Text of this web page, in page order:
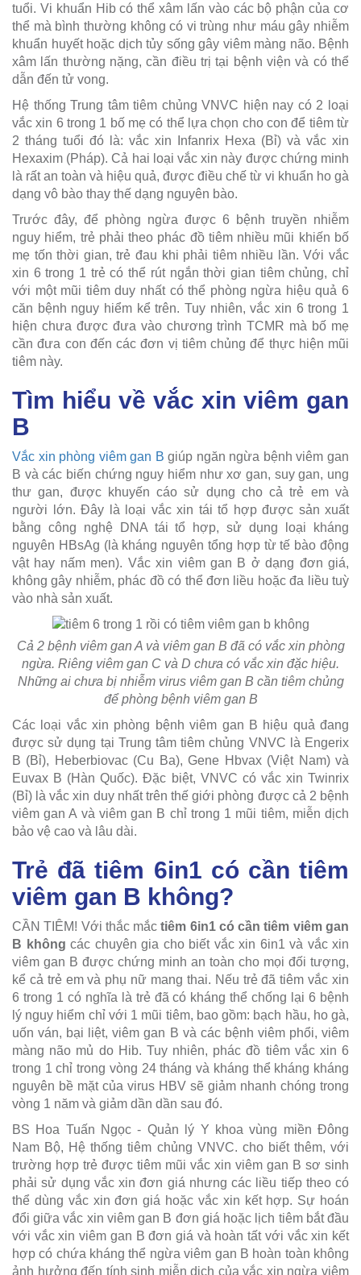
tuổi. Vi khuẩn Hib có thể xâm lấn vào các bộ phận của cơ
thể mà bình thường không có vi trùng như máu gây nhiễm
khuẩn huyết hoặc dịch tủy sống gây viêm màng não. Bệnh
xâm lấn thường nặng, cần điều trị tại bệnh viện và có thể
dẫn đến tử vong.
Hệ thống Trung tâm tiêm chủng VNVC hiện nay có 2 loại
vắc xin 6 trong 1 bố mẹ có thể lựa chọn cho con để tiêm từ
2 tháng tuổi đó là: vắc xin Infanrix Hexa (Bỉ) và vắc xin
Hexaxim (Pháp). Cả hai loại vắc xin này được chứng minh
là rất an toàn và hiệu quả, được điều chế từ vi khuẩn ho gà
dạng vô bào thay thế dạng nguyên bào.
Trước đây, để phòng ngừa được 6 bệnh truyền nhiễm
nguy hiểm, trẻ phải theo phác đồ tiêm nhiều mũi khiến bố
mẹ tốn thời gian, trẻ đau khi phải tiêm nhiều lần. Với vắc
xin 6 trong 1 trẻ có thể rút ngắn thời gian tiêm chủng, chỉ
với một mũi tiêm duy nhất có thể phòng ngừa hiệu quả 6
căn bệnh nguy hiểm kể trên. Tuy nhiên, vắc xin 6 trong 1
hiện chưa được đưa vào chương trình TCMR mà bố mẹ
cần đưa con đến các đơn vị tiêm chủng để thực hiện mũi
tiêm này.
Tìm hiểu về vắc xin viêm gan
B
Vắc xin phòng viêm gan B giúp ngăn ngừa bệnh viêm gan
B và các biến chứng nguy hiểm như xơ gan, suy gan, ung
thư gan, được khuyến cáo sử dụng cho cả trẻ em và
người lớn. Đây là loại vắc xin tái tổ hợp được sản xuất
bằng công nghệ DNA tái tổ hợp, sử dụng loại kháng
nguyên HBsAg (là kháng nguyên tổng hợp từ tế bào động
vật hay nấm men). Vắc xin viêm gan B ở dạng đơn giá,
không gây nhiễm, phác đồ có thể đơn liều hoặc đa liều tuỳ
vào nhà sản xuất.
Cả 2 bệnh viêm gan A và viêm gan B đã có vắc xin phòng
ngừa. Riêng viêm gan C và D chưa có vắc xin đặc hiệu.
Những ai chưa bị nhiễm virus viêm gan B cần tiêm chủng
để phòng bệnh viêm gan B
Các loại vắc xin phòng bệnh viêm gan B hiệu quả đang
được sử dụng tại Trung tâm tiêm chủng VNVC là Engerix
B (Bỉ), Heberbiovac (Cu Ba), Gene Hbvax (Việt Nam) và
Euvax B (Hàn Quốc). Đặc biệt, VNVC có vắc xin Twinrix
(Bỉ) là vắc xin duy nhất trên thế giới phòng được cả 2 bệnh
viêm gan A và viêm gan B chỉ trong 1 mũi tiêm, miễn dịch
bảo vệ cao và lâu dài.
Trẻ đã tiêm 6in1 có cần tiêm
viêm gan B không?
CẦN TIÊM! Với thắc mắctiêm 6in1 có cần tiêm viêm gan
B không các chuyên gia cho biết vắc xin 6in1 và vắc xin
viêm gan B được chứng minh an toàn cho mọi đối tượng,
kể cả trẻ em và phụ nữ mang thai. Nếu trẻ đã tiêm vắc xin
6 trong 1 có nghĩa là trẻ đã có kháng thể chống lại 6 bệnh
lý nguy hiểm chỉ với 1 mũi tiêm, bao gồm: bạch hầu, ho gà,
uốn ván, bại liệt, viêm gan B và các bệnh viêm phổi, viêm
màng não mủ do Hib. Tuy nhiên, phác đồ tiêm vắc xin 6
trong 1 chỉ trong vòng 24 tháng và kháng thể kháng kháng
nguyên bề mặt của virus HBV sẽ giảm nhanh chóng trong
vòng 1 năm và giảm dần dần sau đó.
BS Hoa Tuấn Ngọc - Quản lý Y khoa vùng miền Đông
Nam Bộ, Hệ thống tiêm chủng VNVC. cho biết thêm, với
trường hợp trẻ được tiêm mũi vắc xin viêm gan B sơ sinh
phải sử dụng vắc xin đơn giá nhưng các liều tiếp theo có
thể dùng vắc xin đơn giá hoặc vắc xin kết hợp. Sự hoán
đổi giữa vắc xin viêm gan B đơn giá hoặc lịch tiêm bắt đầu
với vắc xin viêm gan B đơn giá và hoàn tất với vắc xin kết
hợp có chứa kháng thể ngừa viêm gan B hoàn toàn không
ảnh hưởng đến tính sinh miễn dịch của vắc xin ngừa viêm